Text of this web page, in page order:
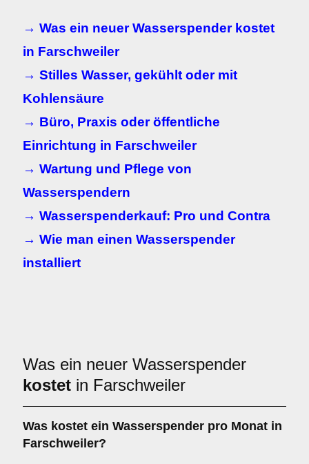
→ Was ein neuer Wasserspender kostet
in Farschweiler
→ Stilles Wasser, gekühlt oder mit
Kohlensäure
→ Büro, Praxis oder öffentliche
Einrichtung in Farschweiler
→ Wartung und Pflege von
Wasserspendern
→ Wasserspenderkauf: Pro und Contra
→ Wie man einen Wasserspender
installiert
Was ein neuer Wasserspender
kostet in Farschweiler
Was kostet ein Wasserspender pro Monat in
Farschweiler?